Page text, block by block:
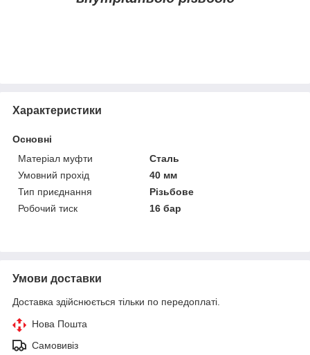
Характеристики
Основні
Матеріал муфти
Сталь
Умовний прохід
40 мм
Тип приєднання
Різьбове
Робочий тиск
16 бар
Умови доставки
Доставка здійснюється тільки по передоплаті.
Нова Пошта
Самовивіз